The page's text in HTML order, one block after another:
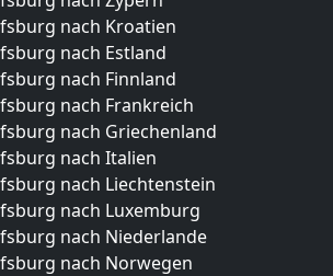
nach Kroatien
nach Estland
nach Finnland
nach Frankreich
nach Griechenland
nach Italien
nach Liechtenstein
nach Luxemburg
nach Niederlande
nach Norwegen